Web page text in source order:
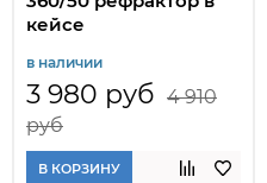
кейсе
в наличии
3 980 руб 4 910
руб
В КОРЗИНУ